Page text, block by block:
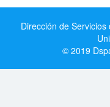
Dirección de
© 2019